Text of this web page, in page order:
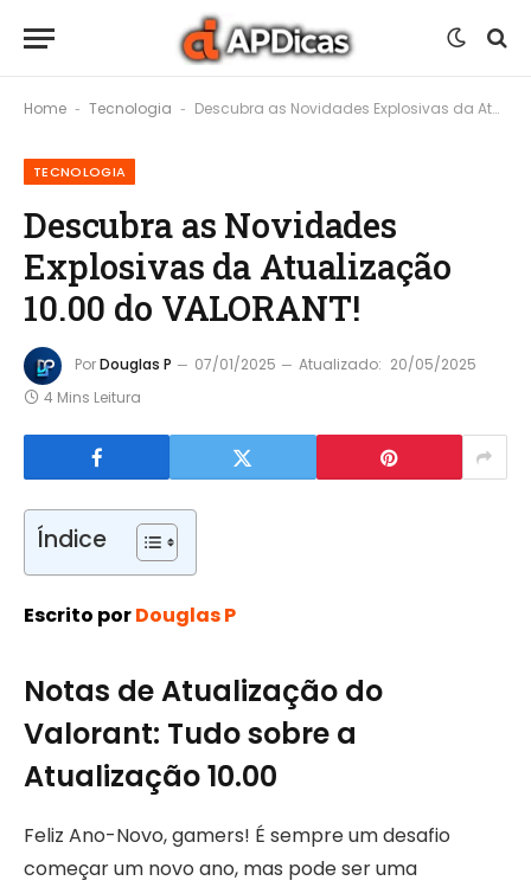
Home - Tecnologia - Descubra as Novidades Explosivas da Atualização 10.00 do VALORANT!
TECNOLOGIA
Descubra as Novidades
Explosivas da Atualização
10.00 do VALORANT!
PorDouglas P 07/01/2025 Atualizado: 20/05/2025
4 Mins Leitura
Índice
Escrito porDouglas P
Notas de Atualização do
Valorant: Tudo sobre a
Atualização 10.00
Feliz Ano-Novo, gamers! É sempre um desafio
começar um novo ano, mas pode ser uma